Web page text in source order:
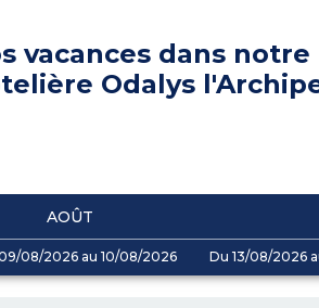
vacances dans notre
Odalys
AOÛT
08/2026 au 10/08/2026 Du 13/08/2026